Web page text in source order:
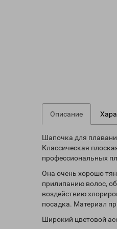
Описание
Шапочка для
Классическая
профессиональных
Она очень хорошо
прилипанию волос,
воздействию
посадка. Материал
Широкий цветовой